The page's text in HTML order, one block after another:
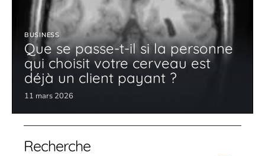
BUSINESS
Que se passe-t-il si la personne
qui choisit votre cerveau est
déjà un client payant ?
11 mars 2026
Recherche